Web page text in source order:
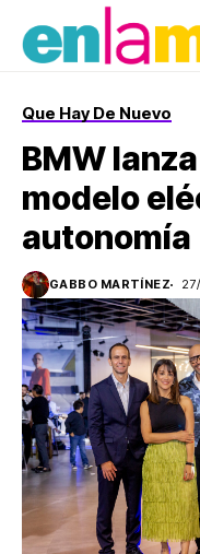
Que Hay De Nuevo
BMW
modelo
autonomía
GABBO MARTÍNEZ